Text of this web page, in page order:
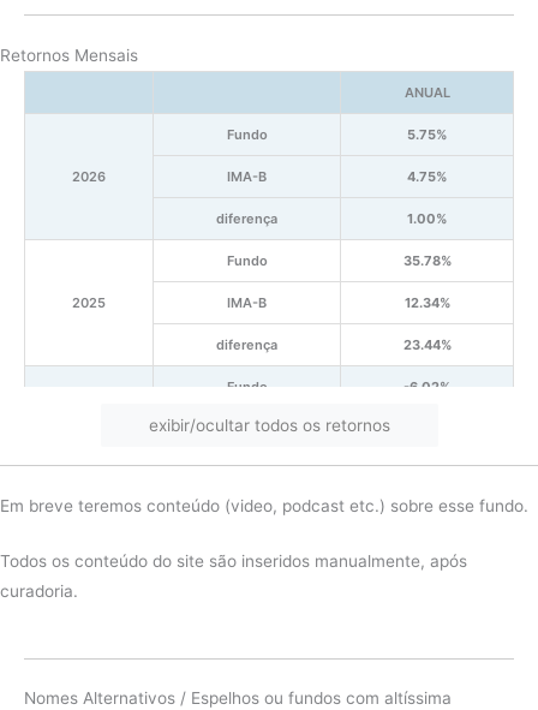
Retornos Mensais
ANUAL
2026
Fundo 5.75%
IMA-B 4.75%
diferença 1.00%
2025
Fundo 35.78%
IMA-B 12.34%
diferença 23.44%
Fundo -6.02%
IMA-B
diferença -4.00%
2023
Fundo 34.34%
IMA-B 16.13%
exibir/ocultar todos os retornos
Em breve teremos conteúdo (video, podcast etc.) sobre esse fundo.
Todos os conteúdo do site são inseridos manualmente, após
curadoria.
Nomes Alternativos / Espelhos ou fundos com altíssima